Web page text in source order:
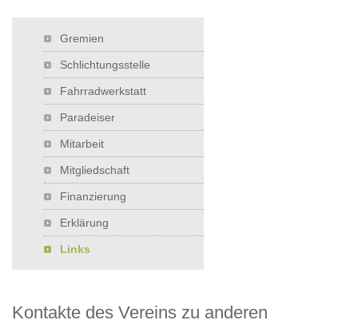
Gremien
Schlichtungsstelle
Fahrradwerkstatt
Paradeiser
Mitarbeit
Mitgliedschaft
Finanzierung
Erklärung
Links
Kontakte des Vereins zu anderen